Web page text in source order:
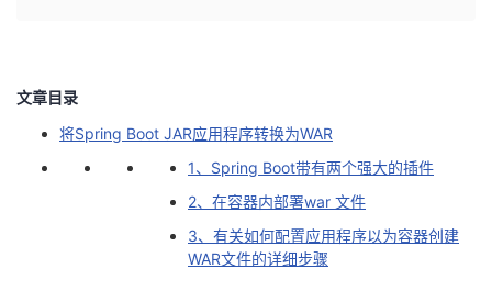
人
我
文章目录
将Spring Boot JAR应用程序转换为WAR
1、Spring Boot带有两个强大的插件
2、在容器内部署war 文件
3、有关如何配置应用程序以为容器创建
WAR文件的详细步骤